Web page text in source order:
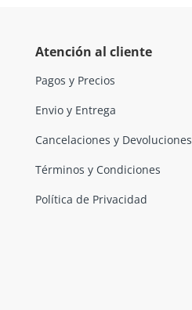
Atención al cliente
Pagos y Precios
Envio y Entrega
Cancelaciones y Devoluciones
Términos y Condiciones
Política de Privacidad